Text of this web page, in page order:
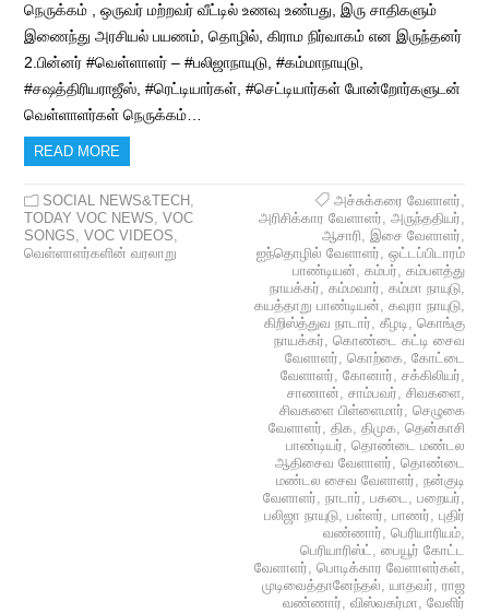
நெருக்கம் , ஒருவர் மற்றவர் வீட்டில் உணவு உண்பது, இரு சாதிகளும்
இணைந்து அரசியல் பயணம், தொழில், கிராம நிர்வாகம் என இருந்தனர்
2.பின்னர் #வெள்ளாளர் – #பலிஜாநாயுடு, #கம்மாநாயுடு,
#சஷத்திரியராஜீஸ், #ரெட்டியார்கள், #செட்டியார்கள் போன்றோர்களுடன்
வெள்ளாளர்கள் நெருக்கம்…
READ MORE
SOCIAL NEWS&TECH ,
TODAY VOC NEWS,VOC
SONGS,VOC VIDEOS,
வெள்ளாளர்களின் வரலாறு
அச்சுக்கரை வேளாளர்,
அரிசிக்கார வேளாளர், அருந்ததியர்,
ஆசாரி, இசை வேளாளர்,
ஐந்தொழில் வேளாளர், ஒட்டப்பிடாரம்
பாண்டியன், கம்பர், கம்பளத்து
நாயக்கர், கம்மவார், கம்மா நாயுடு,
கயத்தாறு பாண்டியன், கவுரா நாயுடு,
கிறிஸ்த்துவ நாடார், கீழடி, கொங்கு
நாயக்கர், கொண்டை கட்டி சைவ
வேளாளர், கொற்கை, கோட்டை
வேளாளர், கோனார், சக்கிலியர்,
சாணான், சாம்பவர், சிவகளை,
சிவகளை பிள்ளைமார், செழுகை
வேளாளர், திக, திமுக, தென்காசி
பாண்டியர், தொண்டை மண்டல
ஆதிசைவ வேளாளர், தொண்டை
மண்டல சைவ வேளாளர், நன்குடி
வேளாளர், நாடார், பகடை, பறையர்,
பலிஜா நாயுடு, பள்ளர், பாணர், புதிர்
வண்ணார், பெரியாரியம்,
பெரியாரிஸ்ட், பையூர் கோட்ட
வேளாளர், பொடிக்கார வேளாளர்கள்,
முடிவைத்தானேந்தல், யாதவர், ராஜ
வண்ணார், விஸ்வகர்மா, வேளிர்